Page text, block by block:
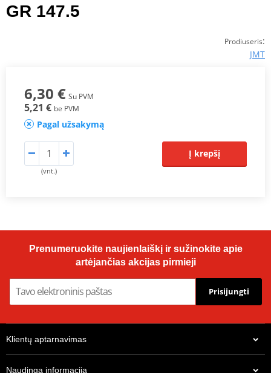
GR 147.5
Prodiuseris:
JMT
6,30 € Su PVM
5,21 € be PVM
Pagal užsakymą
(vnt.)
Į krepšį
Prenumeruokite naujienlaiškį ir sužinokite apie
artėjančias akcijas pirmieji
Prisijungti
Klientų aptarnavimas
Naudinga informacija